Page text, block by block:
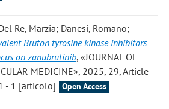
Re, Marzia; Danesi, Romano;
Bruton tyrosine kinase inhibitors
on zanubrutinib, «JOURNAL OF
MEDICINE», 2025, 29, Article
- 1 [articolo]
Open Access